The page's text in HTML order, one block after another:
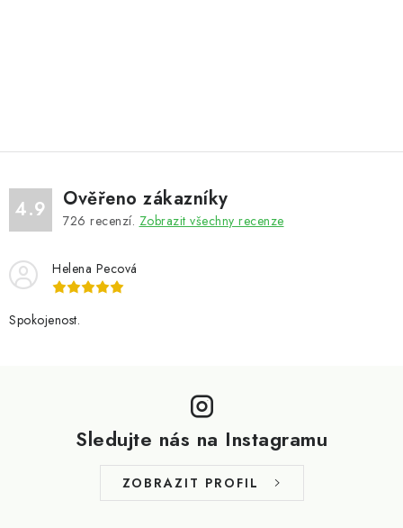
4.9 Ověřeno zákazníky
726 recenzí. Zobrazit všechny recenze
Helena Pecová
Spokojenost.
Sledujte nás na Instagramu
ZOBRAZIT PROFIL